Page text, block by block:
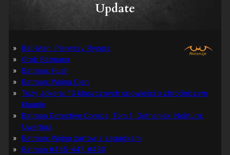
Update
Bat-Man: Pierwszy Rycerz
Grób Batmana
Batman: Hush
Batman: Wojna Cieni
Tuzy Jokera: 13 klasycznych opowieści o zbrodniczym
klaunie
Batman Detective Comics, Tom 1: Gothamski Nokturn:
Uwertura
Batman: Wojna żartów z zagadkami
Batman #445-447, #480